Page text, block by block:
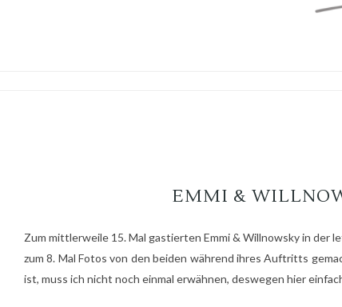
EMMI &
Zum mittlerweile 15. Mal gastierten Emmi & Willnowsky in der
zum 8. Mal Fotos von den beiden während ihres Auftritts
ist, muss ich nicht noch einmal erwähnen, deswegen hier